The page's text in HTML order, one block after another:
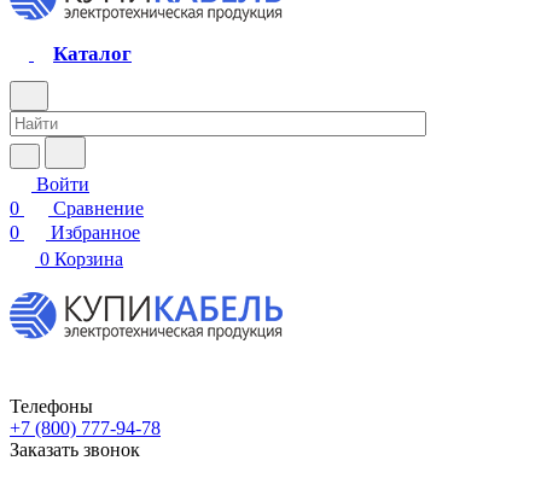
Каталог
Войти
0
Сравнение
0
Избранное
0 Корзина
Телефоны
+7 (800) 777-94-78
Заказать звонок